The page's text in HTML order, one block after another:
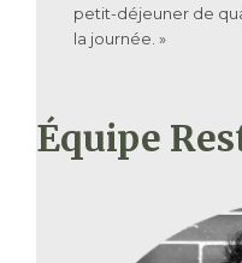
petit-déjeuner de
la journée. »
Équipe